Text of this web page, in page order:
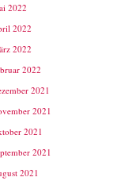
2022
2022
2022
2022
2021
2021
2021
2021
2021